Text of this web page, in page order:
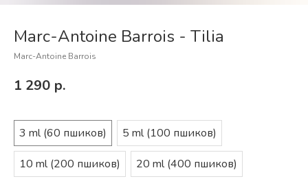
Marc-Antoine Barrois - Tilia
Marc-Antoine Barrois
1 290 р.
3 ml (60 пшиков) 5 ml (100 пшиков)
10 ml (200 пшиков) 20 ml (400 пшиков)